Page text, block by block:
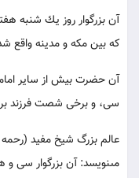
كه بين مكه و مدينه واقع
آن حضرت بيش از ساير
سى، و برخى شصت فرزند
مى‏نويسد: آن بزرگوار سى